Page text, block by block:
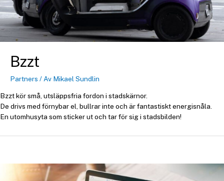
Bzzt
Partners / Av Mikael Sundlin
Bzzt kör små, utsläppsfria fordon i stadskärnor.
De drivs med förnybar el, bullrar inte och är fantastiskt energisnåla.
En utomhusyta som sticker ut och tar för sig i stadsbilden!